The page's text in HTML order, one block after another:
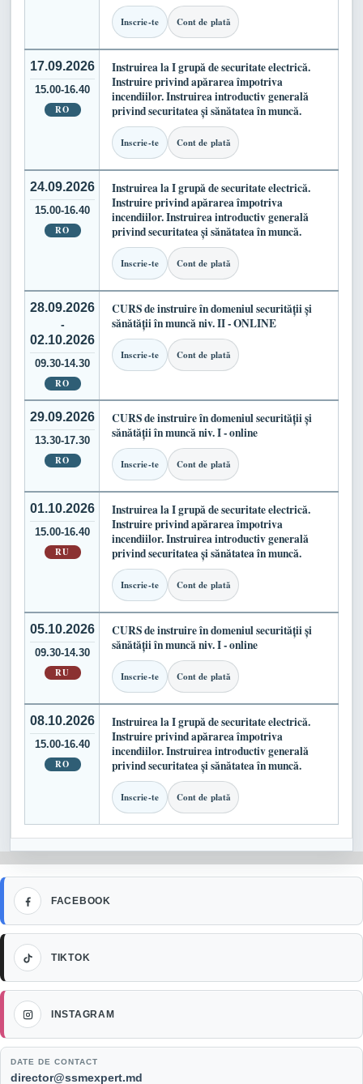
Inscrie-te Cont de plată
17.09.2026
15.00-16.40
RO
Instruirea la I grupă de securitate electrică.
Instruire privind apărarea împotriva
incendiilor. Instruirea introductiv generală
privind securitatea și sănătatea în muncă.
Inscrie-te Cont de plată
24.09.2026
15.00-16.40
RO
Instruirea la I grupă de securitate electrică.
Instruire privind apărarea împotriva
incendiilor. Instruirea introductiv generală
privind securitatea și sănătatea în muncă.
Inscrie-te Cont de plată
28.09.2026
-
02.10.2026
09.30-14.30
RO
CURS de instruire în domeniul securității și
sănătății în muncă niv. II - ONLINE
Inscrie-te Cont de plată
29.09.2026
13.30-17.30
RO
CURS de instruire în domeniul securității și
sănătății în muncă niv. I - online
Inscrie-te Cont de plată
01.10.2026
15.00-16.40
RU
Instruirea la I grupă de securitate electrică.
Instruire privind apărarea împotriva
incendiilor. Instruirea introductiv generală
privind securitatea și sănătatea în muncă.
Inscrie-te Cont de plată
05.10.2026
09.30-14.30
RU
CURS de instruire în domeniul securității și
sănătății în muncă niv. I - online
Inscrie-te Cont de plată
08.10.2026
15.00-16.40
RO
Instruirea la I grupă de securitate electrică.
Instruire privind apărarea împotriva
incendiilor. Instruirea introductiv generală
privind securitatea și sănătatea în muncă.
Inscrie-te Cont de plată
FACEBOOK
Facebook
DATE DE CONTACT
Email:
director@ssmexpert.md
TIKTOK
TikTok
INSTAGRAM
Instagram